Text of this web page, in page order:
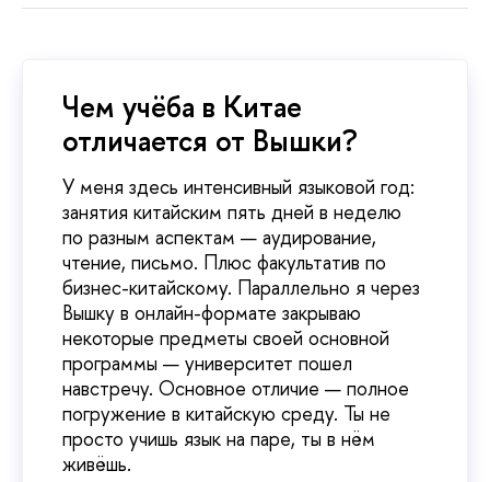
Чем учёба в Китае
отличается от Вышки?
У меня здесь интенсивный языковой год:
занятия китайским пять дней в неделю
по разным аспектам — аудирование,
чтение, письмо. Плюс факультатив по
бизнес-китайскому. Параллельно я через
Вышку в онлайн-формате закрываю
некоторые предметы своей основной
программы — университет пошел
навстречу. Основное отличие — полное
погружение в китайскую среду. Ты не
просто учишь язык на паре, ты в нём
живёшь.